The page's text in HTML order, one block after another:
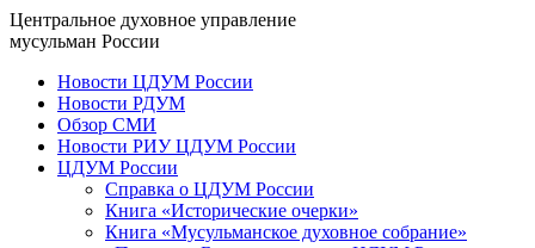
Центральное духовное управление
мусульман России
Новости ЦДУМ России
Новости РДУМ
Обзор СМИ
Новости РИУ ЦДУМ России
ЦДУМ России
Справка о ЦДУМ России
Книга «Исторические очерки»
Книга «Мусульманское духовное собрание»